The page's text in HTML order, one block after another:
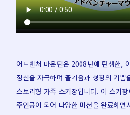
어드벤처 마운틴은 2008년에 탄생한,
정신을 자극하며 즐거움과 성장의 기쁨
스토리형 가족 스키장입니다. 이 스키
주인공이 되어 다양한 미션을 완료하면